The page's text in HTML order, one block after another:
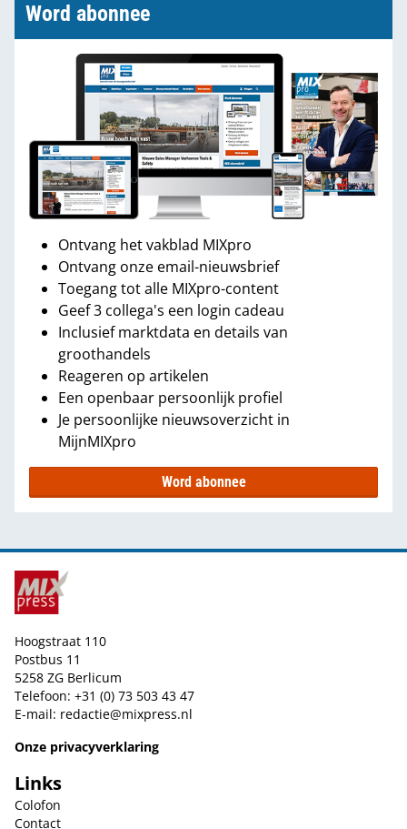
Word abonnee
Ontvang het vakblad MIXpro
Ontvang onze email-nieuwsbrief
Toegang tot alle MIXpro-content
Geef 3 collega's een login cadeau
Inclusief marktdata en details van
groothandels
Reageren op artikelen
Een openbaar persoonlijk profiel
Je persoonlijke nieuwsoverzicht in
MijnMIXpro
Word abonnee
Hoogstraat 110
Postbus 11
5258 ZG Berlicum
Telefoon: +31 (0) 73 503 43 47
E-mail: redactie@mixpress.nl
Onze privacyverklaring
Links
Colofon
Contact